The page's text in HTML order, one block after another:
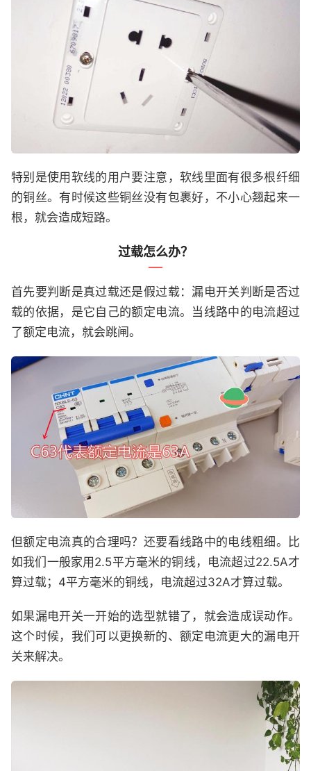
特别是使用软线的用户要注意，软线里面有很多根纤细
的铜丝。有时候这些铜丝没有包裹好，不小心翘起来一
根，就会造成短路。
过载怎么办？
首先要判断是真过载还是假过载：漏电开关判断是否过
载的依据，是它自己的额定电流。当线路中的电流超过
了额定电流，就会跳闸。
但额定电流真的合理吗？还要看线路中的电线粗细。比
如我们一般家用2.5平方毫米的铜线，电流超过22.5A才
算过载；4平方毫米的铜线，电流超过32A才算过载。
如果漏电开关一开始的选型就错了，就会造成误动作。
这个时候，我们可以更换新的、额定电流更大的漏电开
关来解决。